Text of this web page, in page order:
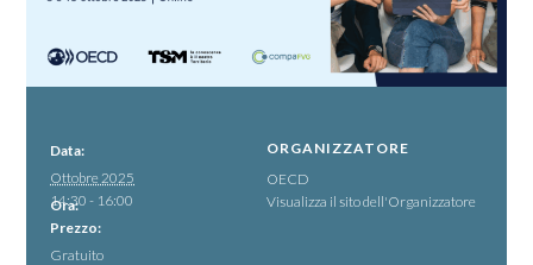
Data:
Ottobre 2025
Ora:
14:30 - 16:00
Prezzo:
Gratuito
ORGANIZZATORE
OECD
Visualizza il sito dell'Organizzatore